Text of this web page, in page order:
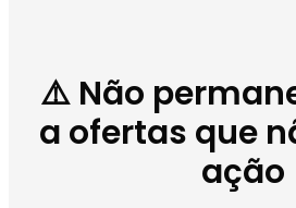
⚠️ Não
a ofertas que
ação